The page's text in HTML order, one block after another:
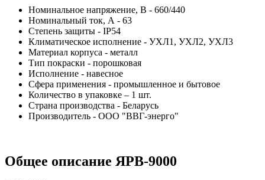
Номинальное напряжение, В - 660/440
Номинальный ток, А - 63
Степень защиты - IP54
Климатическое исполнение - УХЛ1, УХЛ2, УХЛ3
Материал корпуса - металл
Тип покраски - порошковая
Исполнение - навесное
Сфера применения - промышленное и бытовое
Количество в упаковке – 1 шт.
Страна производства - Беларусь
Производитель - ООО "ВВГ-энерго"
Общее описание ЯРВ-9000